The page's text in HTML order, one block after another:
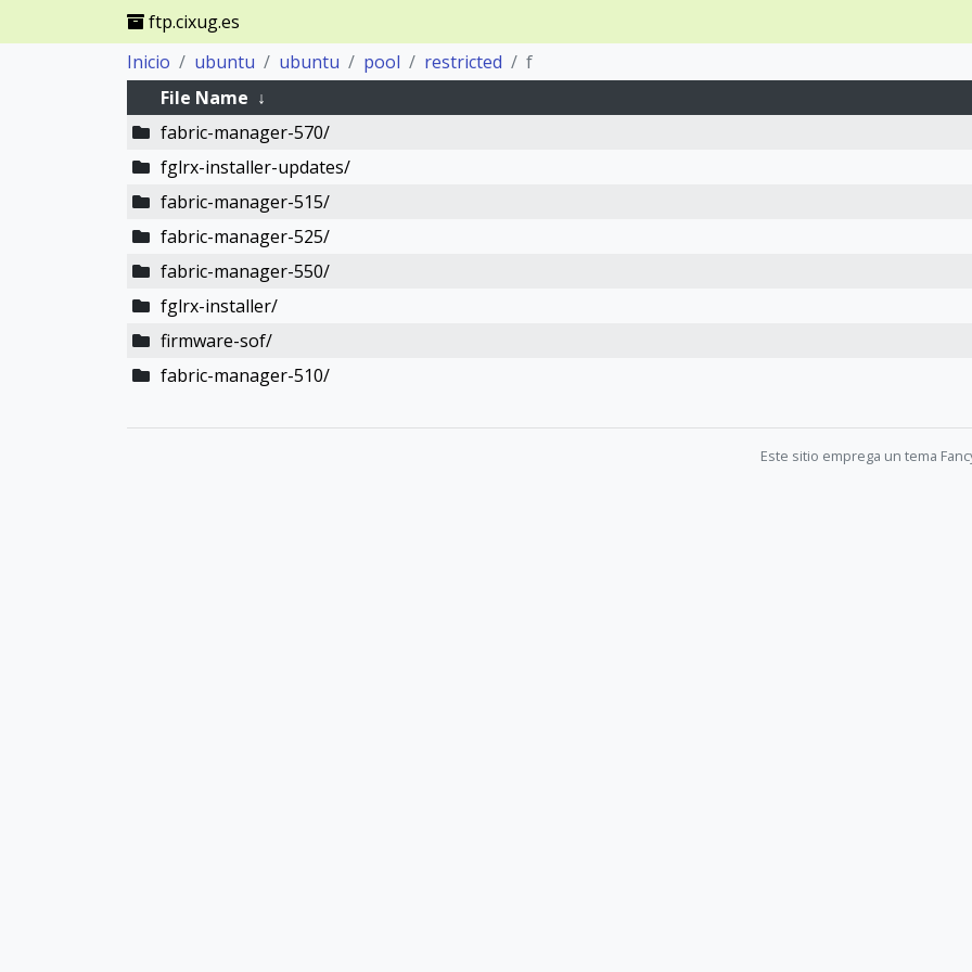
ftp.cixug.es
Inicio
ubuntu ubuntu pool restricted
f
File Name ↓
fabric-manager-570/
fglrx-installer-updates/
fabric-manager-515/
fabric-manager-525/
fabric-manager-550/
fglrx-installer/
firmware-sof/
fabric-manager-510/
Este sitio emprega un tema